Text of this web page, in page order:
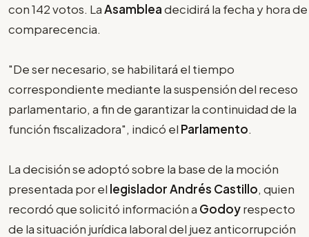
con 142 votos. LaAsambleadecidirá la fecha y hora de
comparecencia.
"De ser necesario, se habilitará el tiempo
correspondiente mediante la suspensión del receso
parlamentario, a fin de garantizar la continuidad de la
función fiscalizadora", indicó el Parlamento.
La decisión se adoptó sobre la base de la moción
presentada por el legislador Andrés Castillo, quien
recordó que solicitó información a Godoyrespecto
de la situación jurídica laboral del juez anticorrupción